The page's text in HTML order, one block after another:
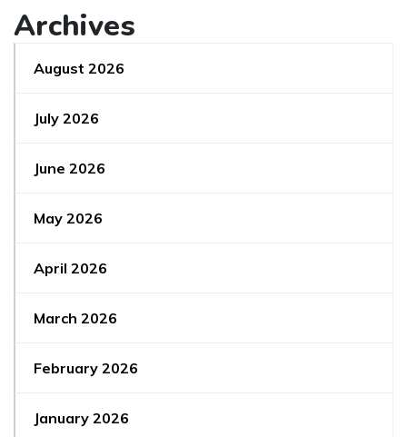
Archives
August 2026
July 2026
June 2026
May 2026
April 2026
March 2026
February 2026
January 2026